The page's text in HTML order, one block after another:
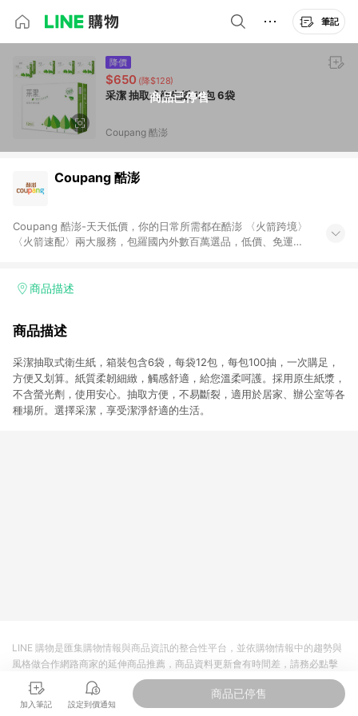
筆記
商品已停售
降價
$650 (降$128)
采潔 抽取式衛生紙 12包 6袋
Coupang 酷澎
Coupang 酷澎
Coupang 酷澎-天天低價，你的日常所需都在酷澎 〈火箭跨境〉
〈火箭速配〉兩大服務，包羅國內外數百萬選品，低價、免運，
加入WOW會員告別湊免運，火箭速配、火箭跨境優質選品不限金
商品描述
商品描述
采潔抽取式衛生紙，箱裝包含6袋，每袋12包，每包100抽，一次購足，
方便又划算。紙質柔韌細緻，觸感舒適，給您溫柔呵護。採用原生紙漿，
不含螢光劑，使用安心。抽取方便，不易斷裂，適用於居家、辦公室等各
種場所。選擇采潔，享受潔淨舒適的生活。
加入筆記 設定到價通知
商品已停售
LINE 購物是匯集購物情報與商品資訊的整合性平台，並依購物情報中的趨勢與
風格做合作網路商家的延伸商品推薦，商品資料更新會有時間差，請務必點擊
商品至各合作網路商家，確認現售價與購物條件，一切資訊以合作廠商網頁為
準。